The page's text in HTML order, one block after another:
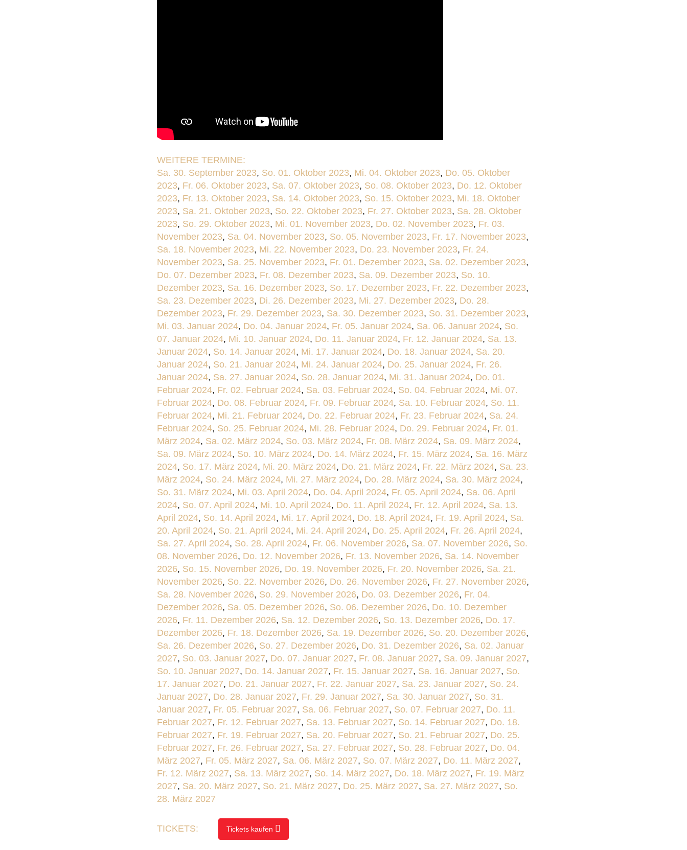
WEITERE TERMINE:
Sa. 30. September 2023, So. 01. Oktober 2023, Mi. 04. Oktober 2023, Do. 05. Oktober
2023, Fr. 06. Oktober 2023, Sa. 07. Oktober 2023, So. 08. Oktober 2023, Do. 12. Oktober
2023, Fr. 13. Oktober 2023, Sa. 14. Oktober 2023, So. 15. Oktober 2023, Mi. 18. Oktober
2023, Sa. 21. Oktober 2023, So. 22. Oktober 2023, Fr. 27. Oktober 2023, Sa. 28. Oktober
2023, So. 29. Oktober 2023, Mi. 01. November 2023, Do. 02. November 2023, Fr. 03.
November 2023, Sa. 04. November 2023, So. 05. November 2023, Fr. 17. November 2023,
Sa. 18. November 2023, Mi. 22. November 2023, Do. 23. November 2023, Fr. 24.
November 2023, Sa. 25. November 2023, Fr. 01. Dezember 2023, Sa. 02. Dezember 2023,
Do. 07. Dezember 2023, Fr. 08. Dezember 2023, Sa. 09. Dezember 2023, So. 10.
Dezember 2023, Sa. 16. Dezember 2023, So. 17. Dezember 2023, Fr. 22. Dezember 2023,
Sa. 23. Dezember 2023, Di. 26. Dezember 2023, Mi. 27. Dezember 2023, Do. 28.
Dezember 2023, Fr. 29. Dezember 2023, Sa. 30. Dezember 2023, So. 31. Dezember 2023,
Mi. 03. Januar 2024, Do. 04. Januar 2024, Fr. 05. Januar 2024, Sa. 06. Januar 2024, So.
07. Januar 2024, Mi. 10. Januar 2024, Do. 11. Januar 2024, Fr. 12. Januar 2024, Sa. 13.
Januar 2024, So. 14. Januar 2024, Mi. 17. Januar 2024, Do. 18. Januar 2024, Sa. 20.
Januar 2024, So. 21. Januar 2024, Mi. 24. Januar 2024, Do. 25. Januar 2024, Fr. 26.
Januar 2024, Sa. 27. Januar 2024, So. 28. Januar 2024, Mi. 31. Januar 2024, Do. 01.
Februar 2024, Fr. 02. Februar 2024, Sa. 03. Februar 2024, So. 04. Februar 2024, Mi. 07.
Februar 2024, Do. 08. Februar 2024, Fr. 09. Februar 2024, Sa. 10. Februar 2024, So. 11.
Februar 2024, Mi. 21. Februar 2024, Do. 22. Februar 2024, Fr. 23. Februar 2024, Sa. 24.
Februar 2024, So. 25. Februar 2024, Mi. 28. Februar 2024, Do. 29. Februar 2024, Fr. 01.
März 2024, Sa. 02. März 2024, So. 03. März 2024, Fr. 08. März 2024, Sa. 09. März 2024,
Sa. 09. März 2024, So. 10. März 2024, Do. 14. März 2024, Fr. 15. März 2024, Sa. 16. März
2024, So. 17. März 2024, Mi. 20. März 2024, Do. 21. März 2024, Fr. 22. März 2024, Sa. 23.
März 2024, So. 24. März 2024, Mi. 27. März 2024, Do. 28. März 2024, Sa. 30. März 2024,
So. 31. März 2024, Mi. 03. April 2024, Do. 04. April 2024, Fr. 05. April 2024, Sa. 06. April
2024, So. 07. April 2024, Mi. 10. April 2024, Do. 11. April 2024, Fr. 12. April 2024, Sa. 13.
April 2024, So. 14. April 2024, Mi. 17. April 2024, Do. 18. April 2024, Fr. 19. April 2024, Sa.
20. April 2024, So. 21. April 2024, Mi. 24. April 2024, Do. 25. April 2024, Fr. 26. April 2024,
Sa. 27. April 2024, So. 28. April 2024, Fr. 06. November 2026, Sa. 07. November 2026, So.
08. November 2026, Do. 12. November 2026, Fr. 13. November 2026, Sa. 14. November
2026, So. 15. November 2026, Do. 19. November 2026, Fr. 20. November 2026, Sa. 21.
November 2026, So. 22. November 2026, Do. 26. November 2026, Fr. 27. November 2026,
Sa. 28. November 2026, So. 29. November 2026, Do. 03. Dezember 2026, Fr. 04.
Dezember 2026, Sa. 05. Dezember 2026, So. 06. Dezember 2026, Do. 10. Dezember
2026, Fr. 11. Dezember 2026, Sa. 12. Dezember 2026, So. 13. Dezember 2026, Do. 17.
Dezember 2026, Fr. 18. Dezember 2026, Sa. 19. Dezember 2026, So. 20. Dezember 2026,
Sa. 26. Dezember 2026, So. 27. Dezember 2026, Do. 31. Dezember 2026, Sa. 02. Januar
2027, So. 03. Januar 2027, Do. 07. Januar 2027, Fr. 08. Januar 2027, Sa. 09. Januar 2027,
So. 10. Januar 2027, Do. 14. Januar 2027, Fr. 15. Januar 2027, Sa. 16. Januar 2027, So.
17. Januar 2027, Do. 21. Januar 2027, Fr. 22. Januar 2027, Sa. 23. Januar 2027, So. 24.
Januar 2027, Do. 28. Januar 2027, Fr. 29. Januar 2027, Sa. 30. Januar 2027, So. 31.
Januar 2027, Fr. 05. Februar 2027, Sa. 06. Februar 2027, So. 07. Februar 2027, Do. 11.
Februar 2027, Fr. 12. Februar 2027, Sa. 13. Februar 2027, So. 14. Februar 2027, Do. 18.
Februar 2027, Fr. 19. Februar 2027, Sa. 20. Februar 2027, So. 21. Februar 2027, Do. 25.
Februar 2027, Fr. 26. Februar 2027, Sa. 27. Februar 2027, So. 28. Februar 2027, Do. 04.
März 2027, Fr. 05. März 2027, Sa. 06. März 2027, So. 07. März 2027, Do. 11. März 2027,
Fr. 12. März 2027, Sa. 13. März 2027, So. 14. März 2027, Do. 18. März 2027, Fr. 19. März
2027, Sa. 20. März 2027, So. 21. März 2027, Do. 25. März 2027, Sa. 27. März 2027, So.
28. März 2027
TICKETS: Tickets kaufen